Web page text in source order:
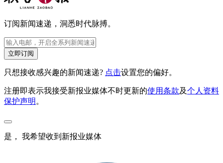
订阅新闻速递，洞悉时代脉搏。
立即订阅
只想接收感兴趣的新闻速递? 点击设置您的偏好。
注册即表示我接受新报业媒体不时更新的使用条款及个人资料
保护声明 。
是， 我希望收到新报业媒体